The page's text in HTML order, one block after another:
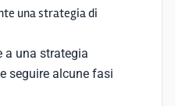
una strategia di
a una strategia
seguire alcune fasi